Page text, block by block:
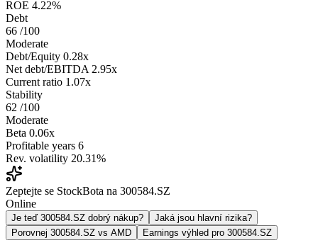
ROE 4.22%
Debt
66 /100
Moderate
Debt/Equity 0.28x
Net debt/EBITDA 2.95x
Current ratio 1.07x
Stability
62 /100
Moderate
Beta 0.06x
Profitable years 6
Rev. volatility 20.31%
Zeptejte se StockBota na 300584.SZ
Online
Je teď 300584.SZ dobrý nákup?
Jaká jsou hlavní rizika?
Porovnej 300584.SZ vs AMD
Earnings výhled pro 300584.SZ